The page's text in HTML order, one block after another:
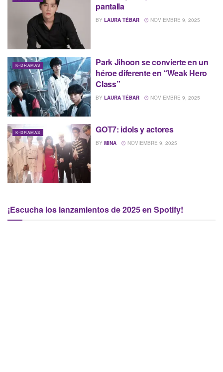
pantalla
BY LAURA TÉBAR NOVIEMBRE 9, 2025
K-DRAMAS
Park Jihoon se convierte en un
héroe diferente en “Weak Hero
Class”
BY LAURA TÉBAR NOVIEMBRE 9, 2025
K-DRAMAS GOT7: idols y actores
BY MINA NOVIEMBRE 9, 2025
¡Escucha los lanzamientos de 2025 en Spotify!